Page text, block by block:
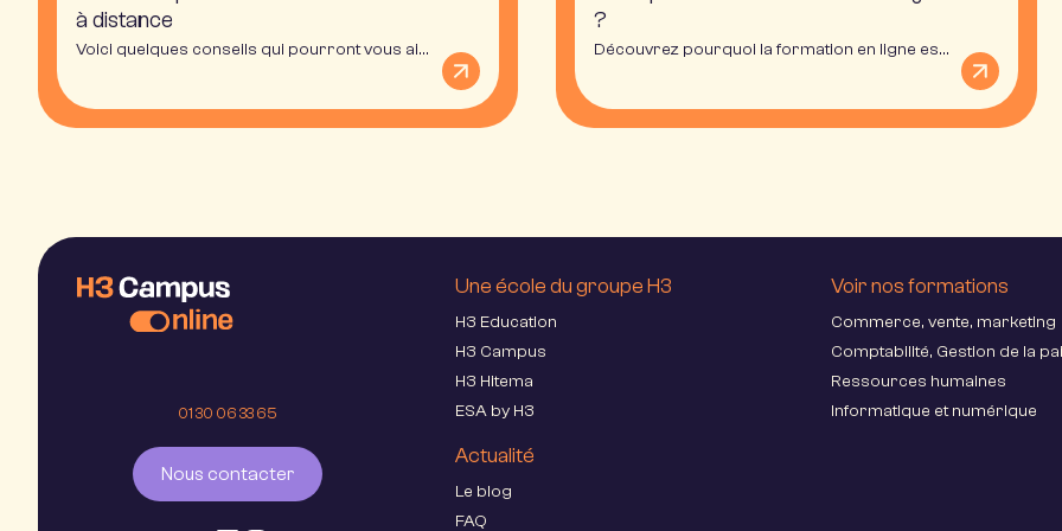
à distance
Voici quelques conseils qui pourront vous aider pour réussir votre formation à distance.
?
Découvrez pourquoi la formation en ligne est un bon moyen de vous reconvertir professionnellement ou d'acquérir de nouvelles compétences avec H3 Campus Online.
01 30 06 33 65
Nous contacter
Une école du groupe H3
H3 Education
H3 Campus
H3 Hitema
ESA by H3
Actualité
Le blog
FAQ
Voir nos formations
Commerce, vente, marketing
Comptabilité, Gestion de la
Ressources humaines
Informatique et numérique